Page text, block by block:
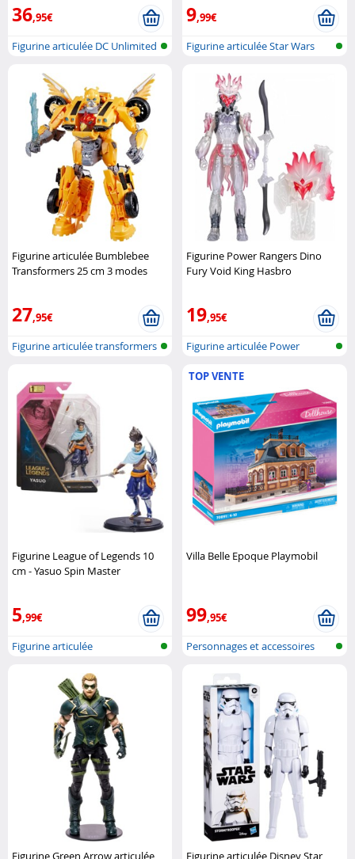
36,95€
Figurine articulée DC Unlimited
9,99€
Figurine articulée Star Wars
Figurine articulée Bumblebee
Transformers 25 cm 3 modes
27,95€
Figurine articulée transformers
Figurine Power Rangers Dino
Fury Void King Hasbro
19,95€
Figurine articulée Power
Figurine League of Legends 10
cm - Yasuo Spin Master
5,99€
Figurine articulée
TOP VENTE
Villa Belle Epoque Playmobil
99,95€
Personnages et accessoires
Figurine Green Arrow articulée Figurine articulée Disney Star